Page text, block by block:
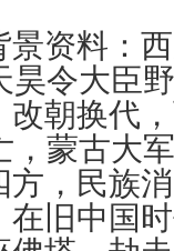
景资料：
昊令大臣
改朝换代
，蒙古大
，民族
旧中国